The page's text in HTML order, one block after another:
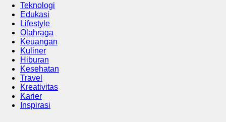
Teknologi
Edukasi
Lifestyle
Olahraga
Keuangan
Kuliner
Hiburan
Kesehatan
Travel
Kreativitas
Karier
Inspirasi